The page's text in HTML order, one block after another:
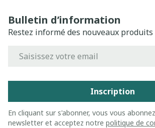
Bulletin d’information
Restez informé des nouveaux
Inscription
En cliquant sur s'abonner, vous vous
newsletter et acceptez notre politique de